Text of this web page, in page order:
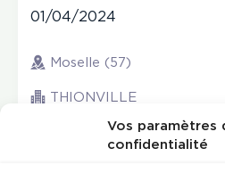
Vos paramètres
confidentialité
01/04/2024
Moselle (57)
THIONVILLE